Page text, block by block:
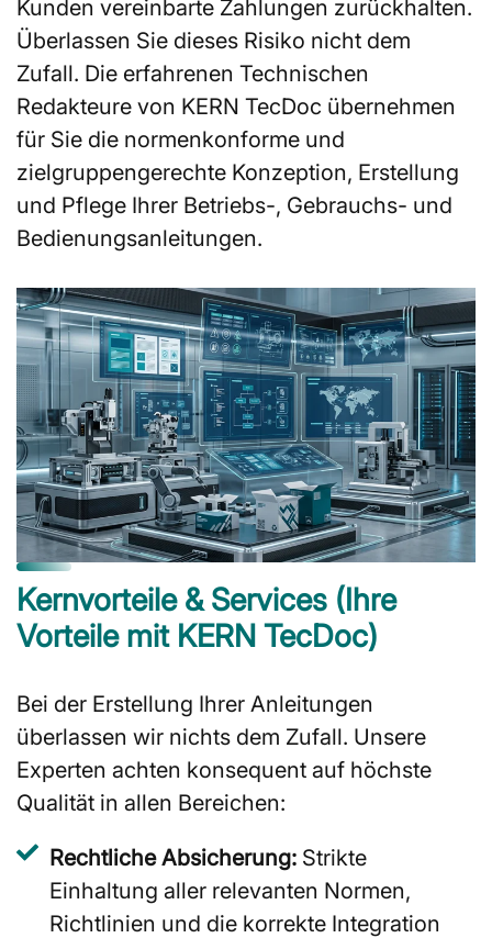
Kunden vereinbarte Zahlungen zurückhalten.
Überlassen Sie dieses Risiko nicht dem
Zufall. Die erfahrenen Technischen
Redakteure von KERN TecDoc übernehmen
für Sie die normenkonforme und
zielgruppengerechte Konzeption, Erstellung
und Pflege Ihrer Betriebs-, Gebrauchs- und
Bedienungsanleitungen.
Kernvorteile & Services (Ihre
Vorteile mit KERN TecDoc)
Bei der Erstellung Ihrer Anleitungen
überlassen wir nichts dem Zufall. Unsere
Experten achten konsequent auf höchste
Qualität in allen Bereichen:
Rechtliche Absicherung: Strikte
Einhaltung aller relevanten Normen,
Richtlinien und die korrekte Integration